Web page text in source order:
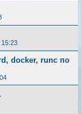
15:23
docker, runc по